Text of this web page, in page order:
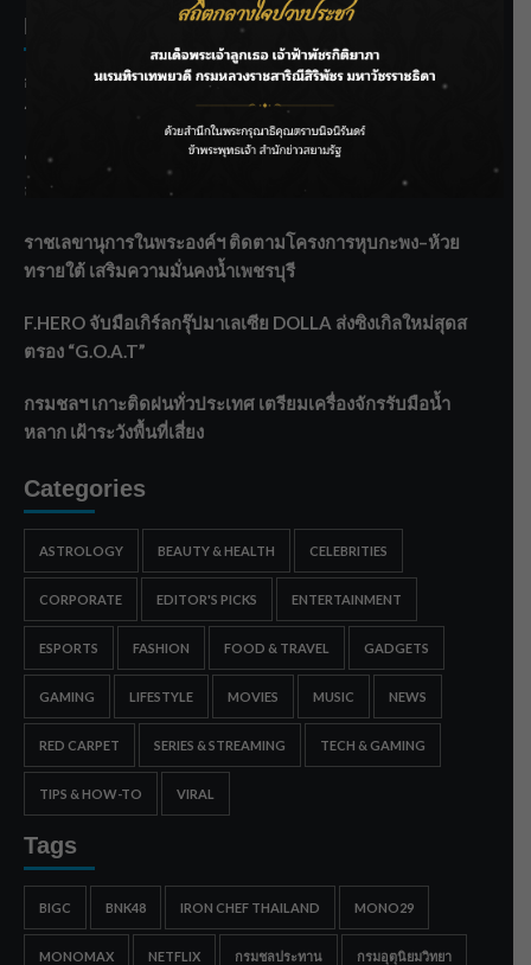
Recent Posts
กรมชลฯ รับฟังประชาชน ติดตามแก้ปัญหาโครงการประตู
ระบายน้ำศรีสองรักฯ
‘แมน การิน’ แชร์ความเชื่อชวนคิด! “อยากกินอะไรหลังจาก
ลาโลกนี้ ให้ใส่บาตรสิ่งนั้นไว้ตอนยังมีชีวิต”
ราชเลขานุการในพระองค์ฯ ติดตามโครงการหุบกะพง–ห้วย
ทรายใต้ เสริมความมั่นคงน้ำเพชรบุรี
F.HERO จับมือเกิร์ลกรุ๊ปมาเลเซีย DOLLA ส่งซิงเกิลใหม่สุดส
ตรอง “G.O.A.T”
กรมชลฯ เกาะติดฝนทั่วประเทศ เตรียมเครื่องจักรรับมือน้ำ
หลาก เฝ้าระวังพื้นที่เสี่ยง
Categories
ASTROLOGY BEAUTY & HEALTH CELEBRITIES
CORPORATE EDITOR'S PICKS ENTERTAINMENT
ESPORTS FASHION FOOD & TRAVEL GADGETS
GAMING LIFESTYLE MOVIES MUSIC NEWS
RED CARPET SERIES & STREAMING TECH & GAMING
TIPS & HOW-TO VIRAL
Tags
BIGC BNK48 IRON CHEF THAILAND MONO29
MONOMAX NETFLIX กรมชลประทาน กรมอุตุนิยมวิทยา